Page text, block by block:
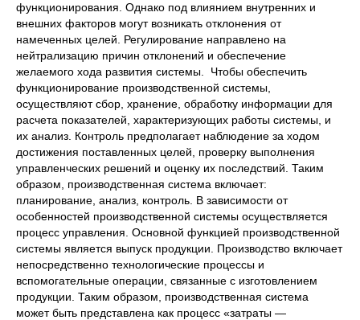
функционирования. Однако под влиянием внутренних и
внешних факторов могут возникать отклонения от
намеченных целей. Регулирование направлено на
нейтрализацию причин отклонений и обеспечение
желаемого хода развития системы. Чтобы обеспечить
функционирование производственной системы,
осуществляют сбор, хранение, обработку информации для
расчета показателей, характеризующих работы системы, и
их анализ. Контроль предполагает наблюдение за ходом
достижения поставленных целей, проверку выполнения
управленческих решений и оценку их последствий. Таким
образом, производственная система включает:
планирование, анализ, контроль. В зависимости от
особенностей производственной системы осуществляется
процесс управления. Основной функцией производственной
системы является выпуск продукции. Производство включает
непосредственно технологические процессы и
вспомогательные операции, связанные с изготовлением
продукции. Таким образом, производственная система
может быть представлена как процесс «затраты —